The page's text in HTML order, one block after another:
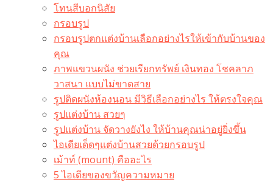
โทนสีบอกนิสัย
กรอบรูป
กรอบรูปตกแต่งบ้านเลือกอย่างไรให้เข้ากับบ้านของ
คุณ
ภาพแขวนผนัง ช่วยเรียกทรัพย์ เงินทอง โชคลาภ
วาสนา แบบไม่ขาดสาย
รูปติดผนังห้องนอน มีวิธีเลือกอย่างไร ให้ตรงใจคุณ
รูปแต่งบ้าน สวยๆ
รูปแต่งบ้าน จัดวางยังไง ให้บ้านคุณน่าอยู่ยิ่งขึ้น
ไอเดียเด็ดๆแต่งบ้านสวยด้วยกรอบรูป
เม้าท์ (mount) คืออะไร​
5 ไอเดียของขวัญความหมาย